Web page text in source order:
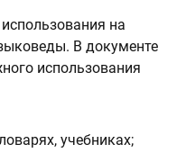
на
В документе
использования
учебниках;